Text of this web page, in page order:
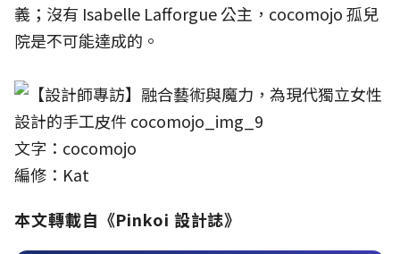
義；沒有 Isabelle Lafforgue 公主，cocomojo 孤兒
院是不可能達成的。
文字：cocomojo
編修：Kat
本文轉載自《Pinkoi 設計誌》